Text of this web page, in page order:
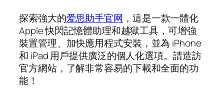
探索強大的爱思助手官网 ，這是一款一體化
Apple 快閃記憶體助理和越獄工具，可增強
裝置管理、加快應用程式安裝，並為 iPhone
和 iPad 用戶提供廣泛的個人化選項。請造訪
官方網站，了解非常容易的下載和全面的功
能！